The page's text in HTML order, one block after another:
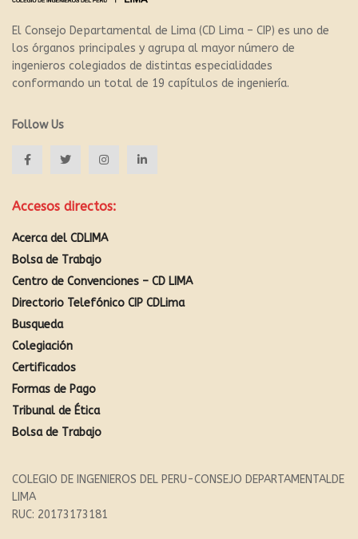
El Consejo Departamental de Lima (CD Lima – CIP) es uno de
los órganos principales y agrupa al mayor número de
ingenieros colegiados de distintas especialidades
conformando un total de 19 capítulos de ingeniería.
Follow Us
Accesos directos:
Acerca del CDLIMA
Bolsa de Trabajo
Centro de Convenciones – CD LIMA
Directorio Telefónico CIP CDLima
Busqueda
Colegiación
Certificados
Formas de Pago
Tribunal de Ética
Bolsa de Trabajo
COLEGIO DE INGENIEROS DEL PERU-CONSEJO DEPARTAMENTALDE
LIMA
RUC: 20173173181